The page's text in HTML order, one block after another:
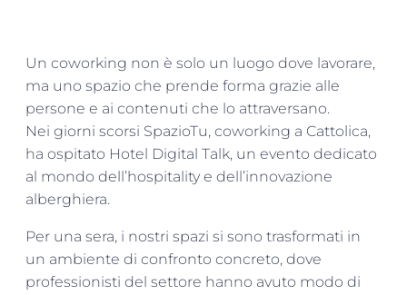
Un coworking non è solo un luogo dove lavorare,
ma uno spazio che prende forma grazie alle
persone e ai contenuti che lo attraversano.
Nei giorni scorsi SpazioTu, coworking a Cattolica,
ha ospitato Hotel Digital Talk, un evento dedicato
al mondo dell’hospitality e dell’innovazione
alberghiera.
Per una sera, i nostri spazi si sono trasformati in
un ambiente di confronto concreto, dove
professionisti del settore hanno avuto modo di